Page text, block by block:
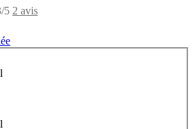
5 2 avis